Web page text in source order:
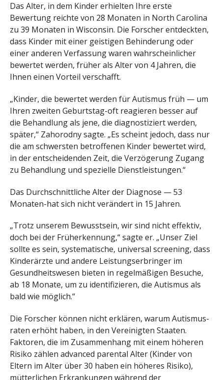
Das Alter, in dem Kinder erhielten Ihre erste
Bewertung reichte von 28 Monaten in North Carolina
zu 39 Monaten in Wisconsin. Die Forscher entdeckten,
dass Kinder mit einer geistigen Behinderung oder
einer anderen Verfassung waren wahrscheinlicher
bewertet werden, früher als Alter von 4 Jahren, die
Ihnen einen Vorteil verschafft.
„Kinder, die bewertet werden für Autismus früh — um
Ihren zweiten Geburtstag-oft reagieren besser auf
die Behandlung als jene, die diagnostiziert werden,
später,“ Zahorodny sagte. „Es scheint jedoch, dass nur
die am schwersten betroffenen Kinder bewertet wird,
in der entscheidenden Zeit, die Verzögerung Zugang
zu Behandlung und spezielle Dienstleistungen.“
Das Durchschnittliche Alter der Diagnose — 53
Monaten-hat sich nicht verändert in 15 Jahren.
„Trotz unserem Bewusstsein, wir sind nicht effektiv,
doch bei der Früherkennung,“ sagte er. „Unser Ziel
sollte es sein, systematische, universal screening, dass
Kinderärzte und andere Leistungserbringer im
Gesundheitswesen bieten in regelmäßigen Besuche,
ab 18 Monate, um zu identifizieren, die Autismus als
bald wie möglich.“
Die Forscher können nicht erklären, warum Autismus-
raten erhöht haben, in den Vereinigten Staaten.
Faktoren, die im Zusammenhang mit einem höheren
Risiko zählen advanced parental Alter (Kinder von
Eltern im Alter über 30 haben ein höheres Risiko),
mütterlichen Erkrankungen während der